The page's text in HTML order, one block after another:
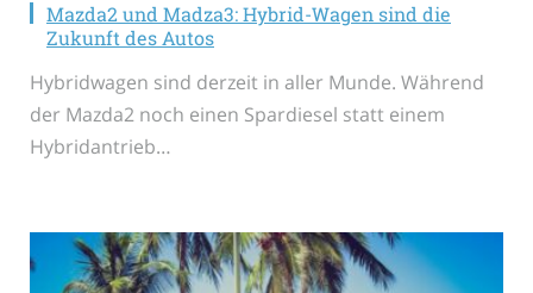
Mazda2 und Madza3: Hybrid-Wagen sind die
Zukunft des Autos
Hybridwagen sind derzeit in aller Munde. Während
der Mazda2 noch einen Spardiesel statt einem
Hybridantrieb…